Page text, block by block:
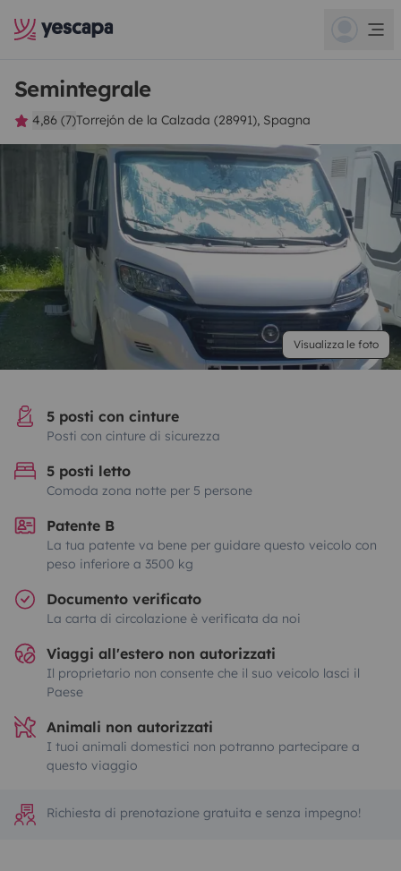
Semintegrale
4,86 (7)Torrejón de la Calzada (28991), Spagna
Visualizza le foto
5 posti con cinture
Posti con cinture di sicurezza
5 posti letto
Comoda zona notte per 5 persone
Patente B
La tua patente va bene per guidare questo veicolo con
peso inferiore a 3500 kg
Documento verificato
La carta di circolazione è verificata da noi
Viaggi all'estero non autorizzati
Il proprietario non consente che il suo veicolo lasci il
Paese
Animali non autorizzati
I tuoi animali domestici non potranno partecipare a
questo viaggio
Richiesta di prenotazione gratuita e senza impegno!